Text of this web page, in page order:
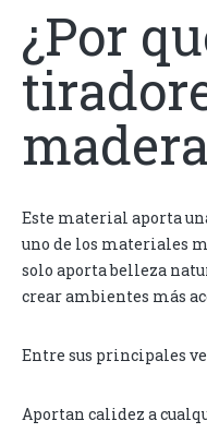
¿Por
Este material aporta
uno de los materiales
solo aporta belleza
crear ambientes más
Entre sus principales
Aportan calidez a